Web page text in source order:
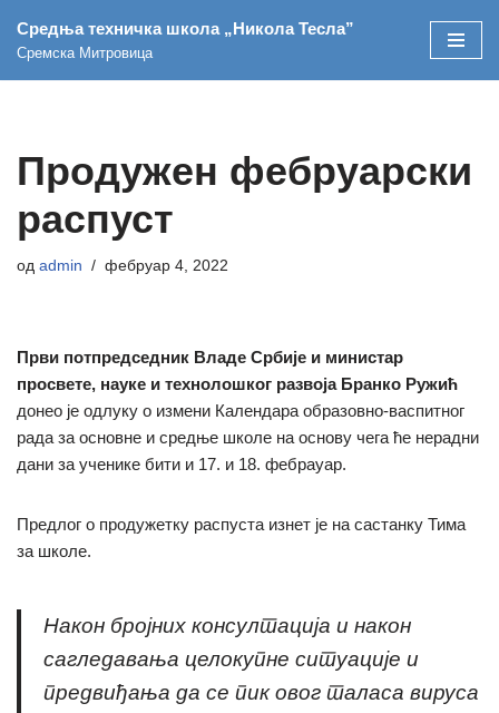
Скочи
на
Средња техничка школа „Никола Тесла”
Сремска Митровица
Продужен фебруарски
распуст
од admin фебруар 4, 2022
Први потпредседник Владе Србије и министар
просвете, науке и технолошког развоја Бранко Ружић
донео је одлуку о измени Календара образовно-васпитног
рада за основне и средње школе на основу чега ће нерадни
дани за ученике бити и 17. и 18. фебрауар.
Предлог о продужетку распуста изнет је на састанку Тима
за школе.
Након бројних консултација и након
сагледавања целокупне ситуације и
предвиђања да се пик овог таласа вируса